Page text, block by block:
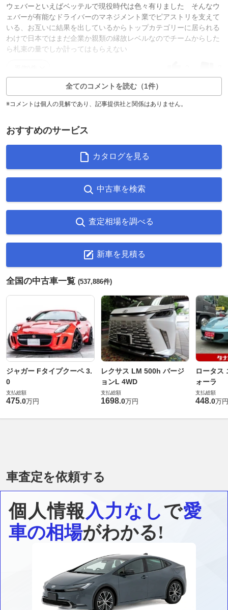
ウェバーといえばベッテルで現役時代は色々有りました そんなウ
ェバーが有能なドライバーのマネジメント業でピアストリを支えて
いる、お互いに結果を出しているからトップカテゴリーに居られる
わけで日本ではまだ企業か親類の縁故レベルなのでチームからした
ら札束の量でしか計ってはもらえない
全てのコメントを読む（1件）
※コメントは個人の見解であり、記事提供社と関係はありません。
おすすめのサービス
カタログを見る
中古車を検索
査定相場を調べる
新車を見積る
全国の中古車一覧 (537,886件)
ジャガー Fタイプクーペ 3.
0
支払総額
475.0万円
レクサス LM 500h バージ
ョンL 4WD
支払総額
1698.0万円
ロータス
ォーラ
支払総額
448.0万円
車査定を依頼する
個人情報入力なしで愛
車の相場がわかる!